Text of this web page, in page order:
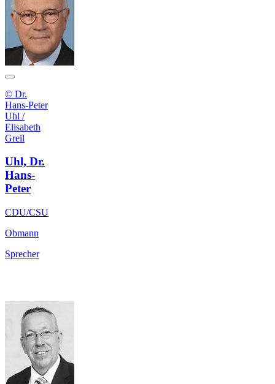
© Dr.
Hans-Peter
Uhl /
Elisabeth
Greil
Uhl, Dr.
Hans-
Peter
CDU/CSU
Obmann
Sprecher